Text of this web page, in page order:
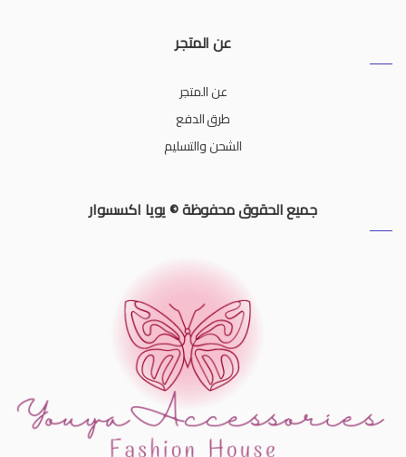
عن المتجر
عن المتجر
طرق الدفع
الشحن والتسليم
جميع الحقوق محفوظة © يويا اكسسوار